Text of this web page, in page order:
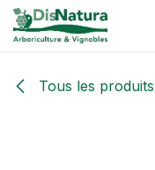
Se rendre au contenu
Tous les produits